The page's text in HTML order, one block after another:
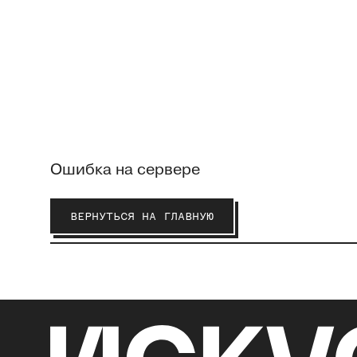
Ошибка на сервере
ВЕРНУТЬСЯ НА ГЛАВНУЮ